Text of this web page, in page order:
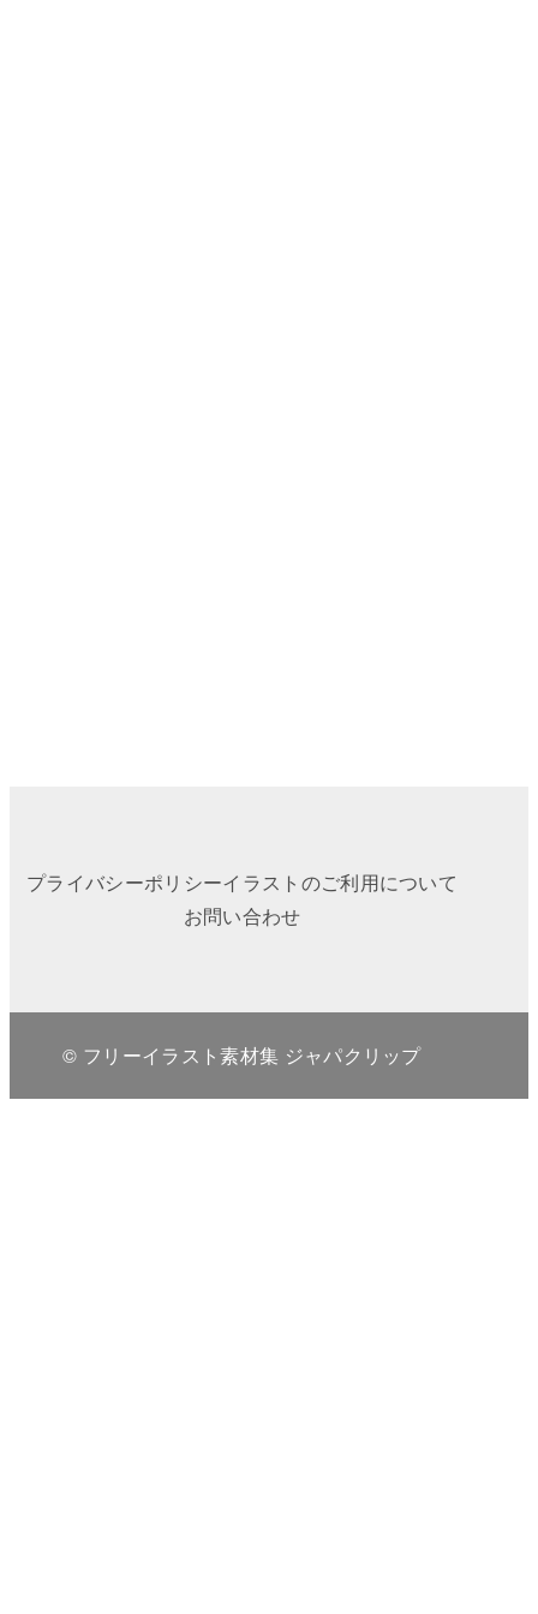
プライバシーポリシーイラストのご利用について
お問い合わせ
© フリーイラスト素材集 ジャパクリップ